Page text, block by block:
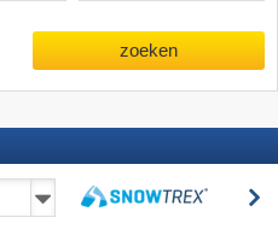
zoeken